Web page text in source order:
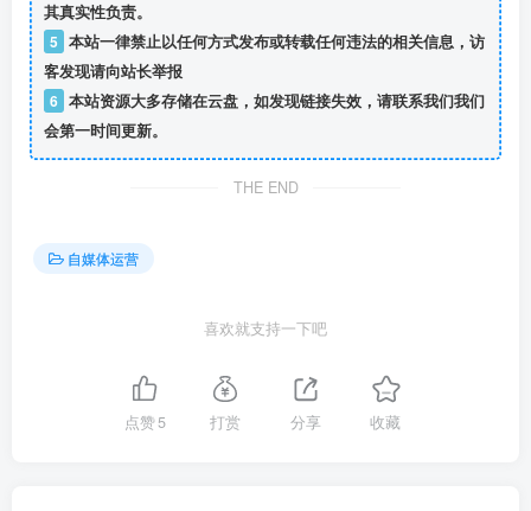
其真实性负责。
5 本站一律禁止以任何方式发布或转载任何违法的相关信息，访
客发现请向站长举报
6 本站资源大多存储在云盘，如发现链接失效，请联系我们我们
会第一时间更新。
THE END
自媒体运营
喜欢就支持一下吧
点赞5 打赏 分享 收藏